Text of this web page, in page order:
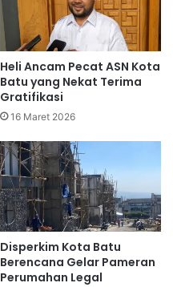
Heli Ancam Pecat ASN Kota
Batu yang Nekat Terima
Gratifikasi
16 Maret 2026
Disperkim Kota Batu
Berencana Gelar Pameran
Perumahan Legal